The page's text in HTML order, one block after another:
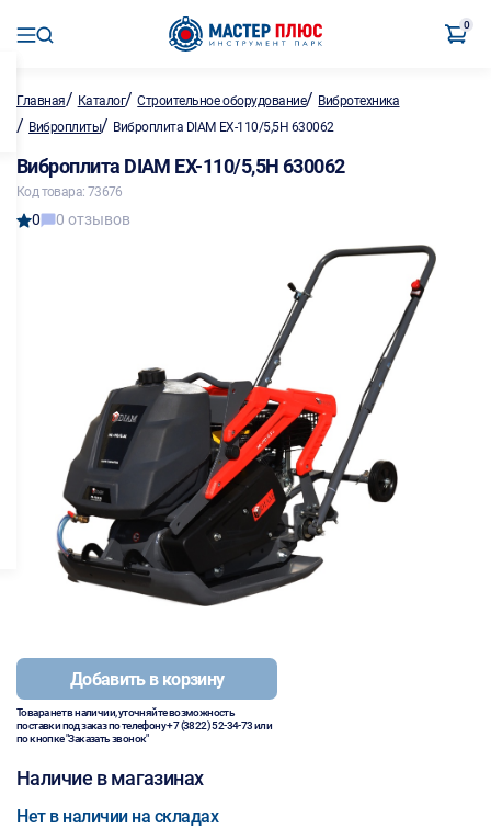
0
Главная/ Каталог/Строительное оборудование/ Вибротехника
/ Виброплиты/ Виброплита DIAM EX-110/5,5H 630062
Виброплита DIAM EX-110/5,5H 630062
Код товара: 73676
0 0 отзывов
Добавить в корзину
Товара нет в наличии, уточняйте возможность
поставки под заказ по телефону+7 (3822) 52-34-73или
по кнопке "Заказать звонок"
Наличие в магазинах
Нет в наличии на складах